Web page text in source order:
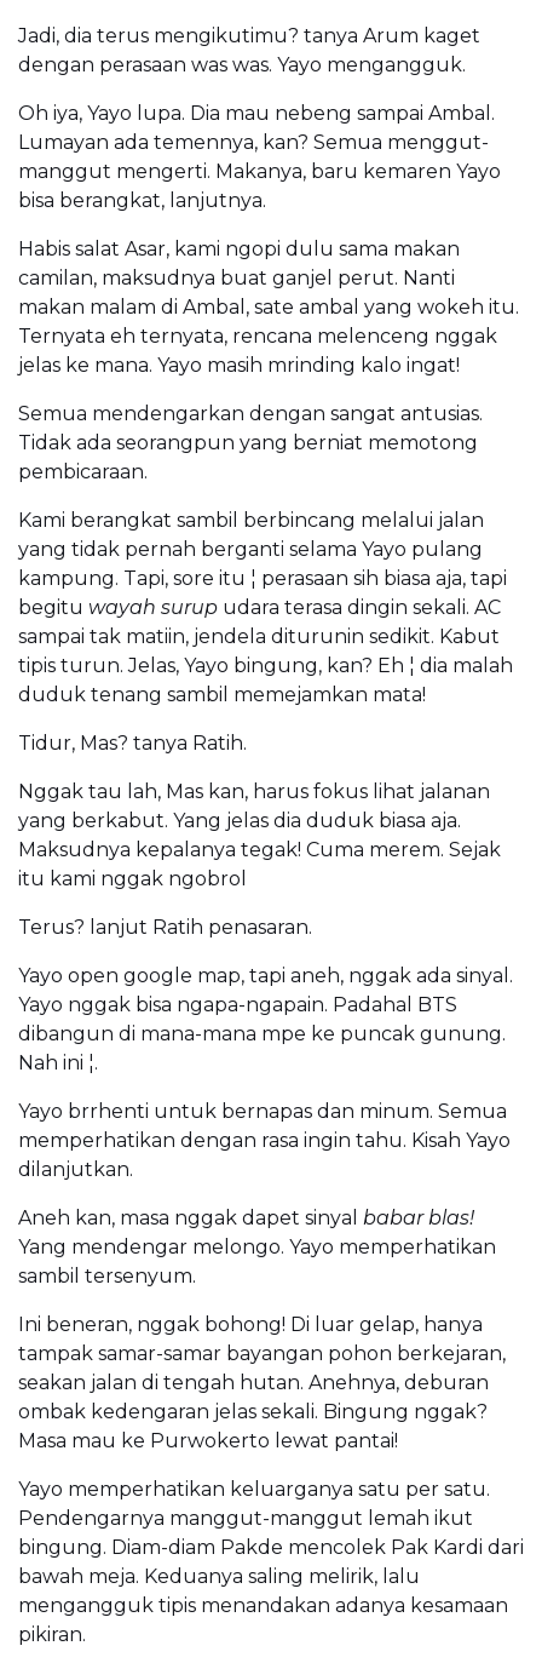
Jadi, dia terus mengikutimu? tanya Arum kaget
dengan perasaan was was. Yayo mengangguk.
Oh iya, Yayo lupa. Dia mau nebeng sampai Ambal.
Lumayan ada temennya, kan? Semua menggut-
manggut mengerti. Makanya, baru kemaren Yayo
bisa berangkat, lanjutnya.
Habis salat Asar, kami ngopi dulu sama makan
camilan, maksudnya buat ganjel perut. Nanti
makan malam di Ambal, sate ambal yang wokeh itu.
Ternyata eh ternyata, rencana melenceng nggak
jelas ke mana. Yayo masih mrinding kalo ingat!
Semua mendengarkan dengan sangat antusias.
Tidak ada seorangpun yang berniat memotong
pembicaraan.
Kami berangkat sambil berbincang melalui jalan
yang tidak pernah berganti selama Yayo pulang
kampung. Tapi, sore itu ¦ perasaan sih biasa aja, tapi
begitu wayah surup udara terasa dingin sekali. AC
sampai tak matiin, jendela diturunin sedikit. Kabut
tipis turun. Jelas, Yayo bingung, kan? Eh ¦ dia malah
duduk tenang sambil memejamkan mata!
Tidur, Mas? tanya Ratih.
Nggak tau lah, Mas kan, harus fokus lihat jalanan
yang berkabut. Yang jelas dia duduk biasa aja.
Maksudnya kepalanya tegak! Cuma merem. Sejak
itu kami nggak ngobrol
Terus? lanjut Ratih penasaran.
Yayo open google map, tapi aneh, nggak ada sinyal.
Yayo nggak bisa ngapa-ngapain. Padahal BTS
dibangun di mana-mana mpe ke puncak gunung.
Nah ini ¦.
Yayo brrhenti untuk bernapas dan minum. Semua
memperhatikan dengan rasa ingin tahu. Kisah Yayo
dilanjutkan.
Aneh kan, masa nggak dapet sinyal babar blas!
Yang mendengar melongo. Yayo memperhatikan
sambil tersenyum.
Ini beneran, nggak bohong! Di luar gelap, hanya
tampak samar-samar bayangan pohon berkejaran,
seakan jalan di tengah hutan. Anehnya, deburan
ombak kedengaran jelas sekali. Bingung nggak?
Masa mau ke Purwokerto lewat pantai!
Yayo memperhatikan keluarganya satu per satu.
Pendengarnya manggut-manggut lemah ikut
bingung. Diam-diam Pakde mencolek Pak Kardi dari
bawah meja. Keduanya saling melirik, lalu
mengangguk tipis menandakan adanya kesamaan
pikiran.